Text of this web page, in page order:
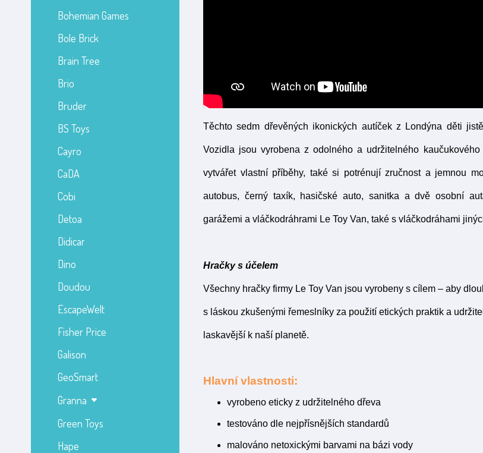
Bohemian Games
Bole Brick
Brain Tree
Brio
Bruder
BS Toys
Cayro
CaDA
Cobi
Detoa
Didicar
Dino
Doudou
EscapeWelt
Fisher Price
Galison
GeoSmart
Granna
Green Toys
Hape
Těchto sedm dřevěných ikonických autíček z Londýna děti
Vozidla jsou vyrobena z odolného a udržitelného
vytvářet vlastní příběhy, také si potrénují zručnost a jemnou
autobus, černý taxík, hasičské auto, sanitka a dvě osobní
garážemi a vláčkodráhrami Le Toy Van, také s vláčkodráhami
Hračky s účelem
Všechny hračky firmy Le Toy Van jsou vyrobeny s cílem – aby
s láskou zkušenými řemeslníky za použití etických praktik a
laskavější k naší planetě.
Hlavní vlastnosti:
vyrobeno eticky z udržitelného dřeva
testováno dle nejpřísnějších standardů
malováno netoxickými barvami na bázi vody